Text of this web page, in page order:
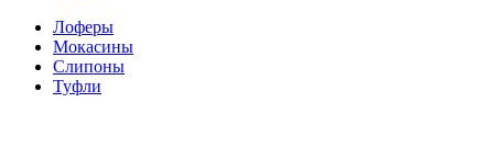
Лоферы
Мокасины
Слипоны
Туфли